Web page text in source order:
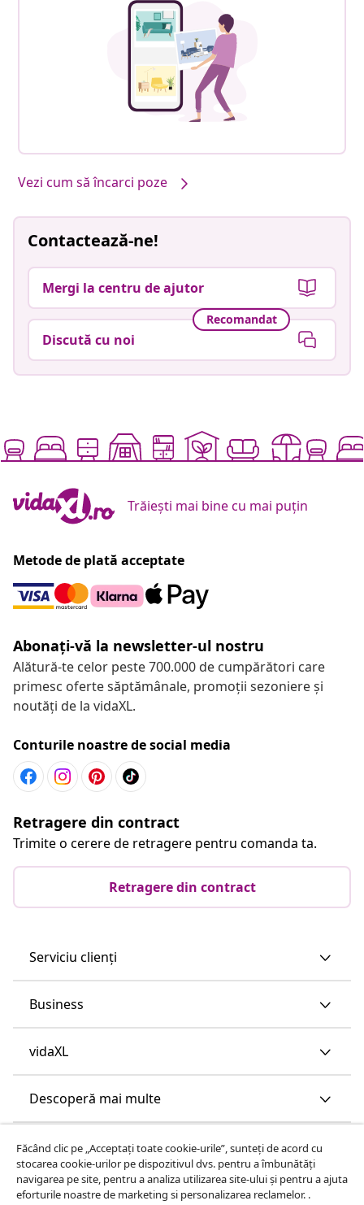
Vezi cum să încarci poze
Contactează-ne!
Mergi la centru de ajutor
Recomandat
Discută cu noi
Trăiești mai bine cu mai puțin
Metode de plată acceptate
Abonați-vă la newsletter-ul nostru
Alătură-te celor peste 700.000 de cumpărători care
primesc oferte săptămânale, promoții sezoniere și
noutăți de la vidaXL.
Conturile noastre de social media
Retragere din contract
Trimite o cerere de retragere pentru comanda ta.
Retragere din contract
Serviciu clienți
Business
vidaXL
Descoperă mai multe
Făcând clic pe „Acceptați toate cookie-urile”, sunteți de acord cu
stocarea cookie-urilor pe dispozitivul dvs. pentru a îmbunătăți
navigarea pe site, pentru a analiza utilizarea site-ului și pentru a ajuta
eforturile noastre de marketing si personalizarea reclamelor. .